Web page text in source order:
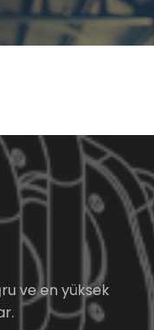
ve en yüksek